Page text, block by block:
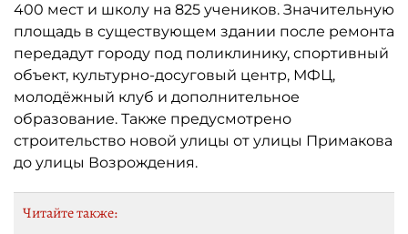
400 мест и школу на 825 учеников. Значительную
площадь в существующем здании после ремонта
передадут городу под поликлинику, спортивный
объект, культурно-досуговый центр, МФЦ,
молодёжный клуб и дополнительное
образование. Также предусмотрено
строительство новой улицы от улицы Примакова
до улицы Возрождения.
Читайте также: